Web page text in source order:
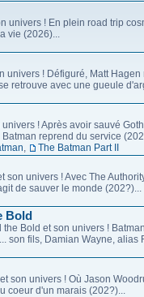
univers ! En plein road trip
vie (2026)...
univers ! Défiguré, Matt Hagen
retrouve avec une gueule
! Après avoir sauvé
reprend du service
The Batman Part II
son univers ! Avec The
de sauver le monde (202?)...
Bold
the Bold et son univers !
son fils, Damian Wayne, alias
son univers ! Où Jason
coeur d'un marais (202?)...